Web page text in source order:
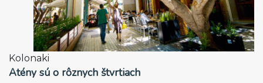
Kolonaki
Atény sú o rôznych štvrtiach